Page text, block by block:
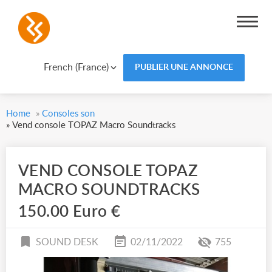
French (France) PUBLIER UNE ANNONCE
Home » Consoles son
» Vend console TOPAZ Macro Soundtracks
VEND CONSOLE TOPAZ
MACRO SOUNDTRACKS
150.00 Euro €
SOUND DESK 02/11/2022 755